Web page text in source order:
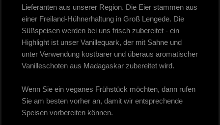
Lieferanten aus unserer Region. Die Eier stammen aus
einer Freiland-Hühnerhaltung in Groß Lengede. Die
Süßspeisen werden bei uns frisch zubereitet - ein
Highlight ist unser Vanillequark, der mit Sahne und
unter Verwendung kostbarer und überaus aromatischer
Vanilleschoten aus Madagaskar zubereitet wird.
Wenn Sie ein veganes Frühstück möchten, dann rufen
Sie am besten vorher an, damit wir entsprechende
Speisen vorbereiten können.